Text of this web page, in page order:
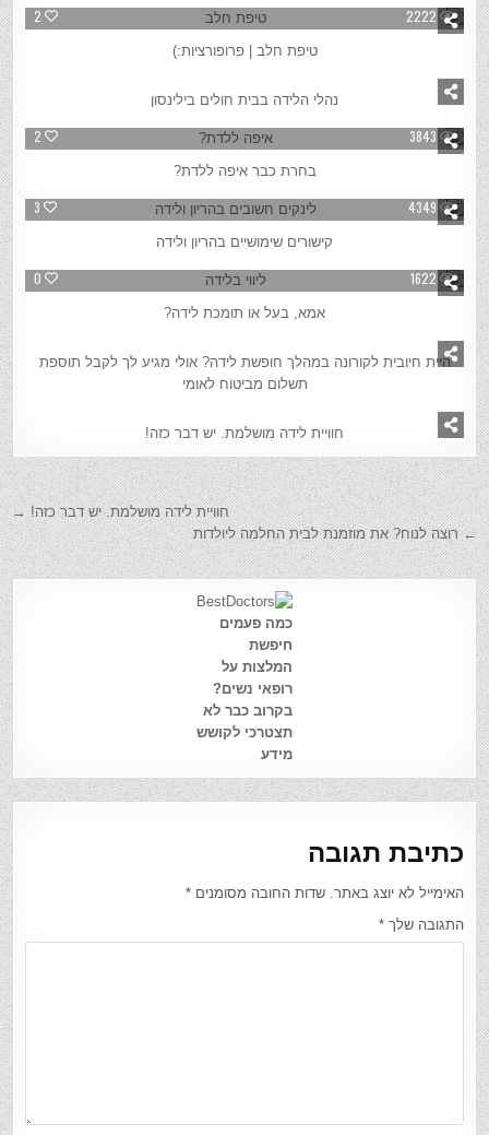
2 2222
טיפת חלב | פרופורציות:)
נהלי הלידה בבית חולים בילינסון
2 3843
בחרת כבר איפה ללדת?
3 4349
קישורים שימושיים בהריון ולידה
0 1622
אמא, בעל או תומכת לידה?
היית חיובית לקורונה במהלך חופשת לידה? אולי מגיע לך לקבל תוספת
תשלום מביטוח לאומי
חוויית לידה מושלמת. יש דבר כזה!
חוויית לידה מושלמת. יש דבר כזה! →
← רוצה לנוח? את מוזמנת לבית החלמה ליולדות
כמה פעמים
חיפשת
המלצות על
רופאי נשים?
בקרוב כבר לא
תצטרכי לקושש
מידע
כתיבת תגובה
האימייל לא יוצג באתר. שדות החובה מסומנים*
התגובה שלך*